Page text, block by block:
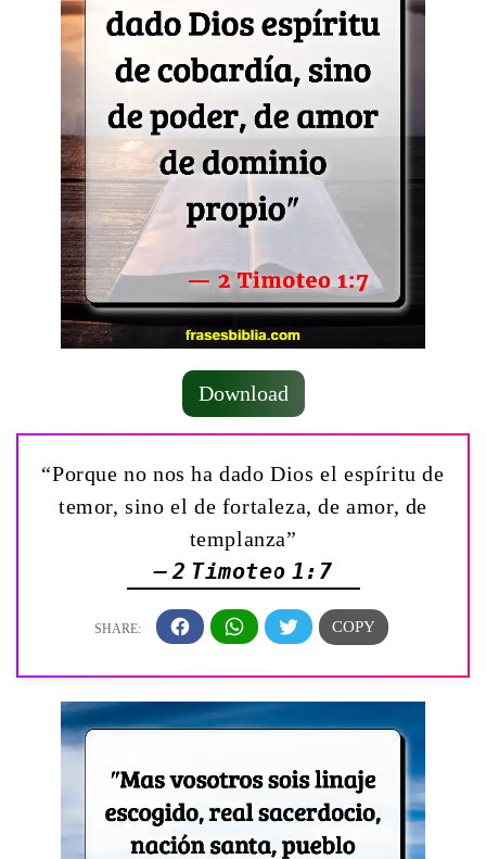
Download
“Porque no nos ha dado Dios el espíritu de
temor, sino el de fortaleza, de amor, de
templanza”
— 2 Timoteo 1:7